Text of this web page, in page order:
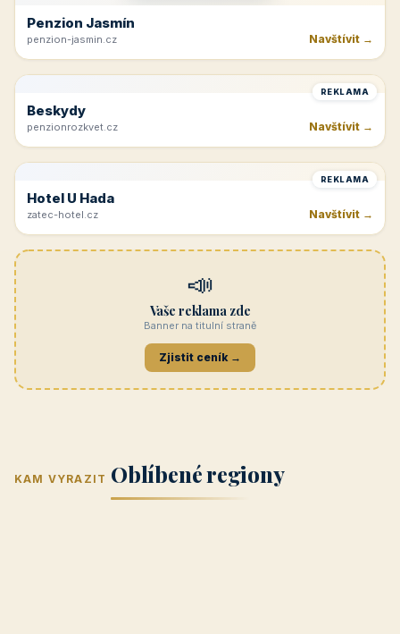
Penzion Jasmín
penzion-jasmin.cz Navštívit →
REKLAMA
Beskydy
penzionrozkvet.cz Navštívit →
📣